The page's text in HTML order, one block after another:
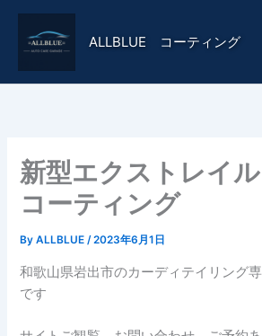
ALLBLUE コーティング
新型エクストレイ
コーティング
ByALLBLUE/2023年6月1日
和歌山県岩出市のカーディテイリング
です